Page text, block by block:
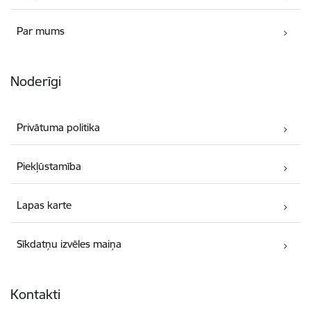
Par mums
Noderīgi
Privātuma politika
Piekļūstamība
Lapas karte
Sīkdatņu izvēles maiņa
Kontakti